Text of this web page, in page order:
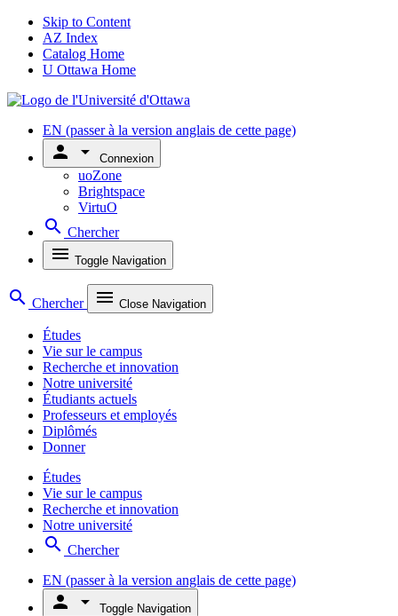
Skip to Content
AZ Index
Catalog Home
U Ottawa Home
EN (passer à la version anglais de cette page)
person arrow_drop_down Connexion
uoZone
Brightspace
VirtuO
search Chercher
menu Toggle Navigation
search Chercher menu Close Navigation
Études
Vie sur le campus
Recherche et innovation
Notre université
Étudiants actuels
Professeurs et employés
Diplômés
Donner
Études
Vie sur le campus
Recherche et innovation
Notre université
search Chercher
EN (passer à la version anglais de cette page)
person arrow_drop_down Toggle Navigation